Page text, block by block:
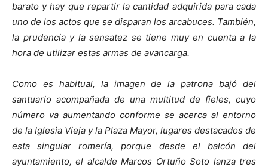
barato y hay que repartir la cantidad adquirida para cada
uno de los actos que se disparan los arcabuces. También,
la prudencia y la sensatez se tiene muy en cuenta a la
hora de utilizar estas armas de avancarga.
Como es habitual, la imagen de la patrona bajó del
santuario acompañada de una multitud de fieles, cuyo
número va aumentando conforme se acerca al entorno
de la Iglesia Vieja y la Plaza Mayor, lugares destacados de
esta singular romería, porque desde el balcón del
ayuntamiento, el alcalde Marcos Ortuño Soto lanza tres